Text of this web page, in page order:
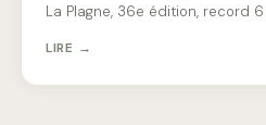
La Plagne, 36e édition, record
LIRE →